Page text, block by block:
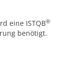
eine ISTQB®
benötigt.